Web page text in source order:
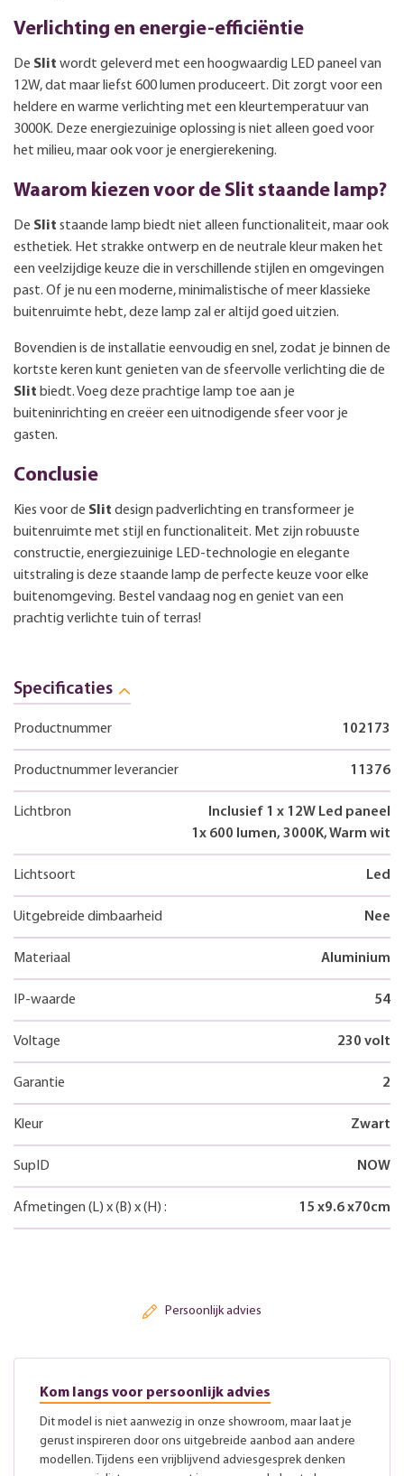
Verlichting en energie-efficiëntie
De Slit wordt geleverd met een hoogwaardig LED paneel van
12W, dat maar liefst 600 lumen produceert. Dit zorgt voor een
heldere en warme verlichting met een kleurtemperatuur van
3000K. Deze energiezuinige oplossing is niet alleen goed voor
het milieu, maar ook voor je energierekening.
Waarom kiezen voor de Slit staande lamp?
De Slit staande lamp biedt niet alleen functionaliteit, maar ook
esthetiek. Het strakke ontwerp en de neutrale kleur maken het
een veelzijdige keuze die in verschillende stijlen en omgevingen
past. Of je nu een moderne, minimalistische of meer klassieke
buitenruimte hebt, deze lamp zal er altijd goed uitzien.
Bovendien is de installatie eenvoudig en snel, zodat je binnen de
kortste keren kunt genieten van de sfeervolle verlichting die de
Slit biedt. Voeg deze prachtige lamp toe aan je
buiteninrichting en creëer een uitnodigende sfeer voor je
gasten.
Conclusie
Kies voor de Slit design padverlichting en transformeer je
buitenruimte met stijl en functionaliteit. Met zijn robuuste
constructie, energiezuinige LED-technologie en elegante
uitstraling is deze staande lamp de perfecte keuze voor elke
buitenomgeving. Bestel vandaag nog en geniet van een
prachtig verlichte tuin of terras!
Specificaties
Productnummer 102173
Productnummer leverancier 11376
Lichtbron
Inclusief 1 x 12W Led paneel
1x 600 lumen, 3000K, Warm wit
Lichtsoort Led
Uitgebreide dimbaarheid Nee
Materiaal Aluminium
IP-waarde 54
Voltage 230 volt
Garantie 2
Kleur Zwart
SupID NOW
Afmetingen (L) x(B) x(H) : 15 x9.6x70cm
Persoonlijk advies
Kom langs voor persoonlijk advies
Dit model is niet aanwezig in onze showroom, maar laat je
gerust inspireren door ons uitgebreide aanbod aan andere
modellen. Tijdens een vrijblijvend adviesgesprek denken